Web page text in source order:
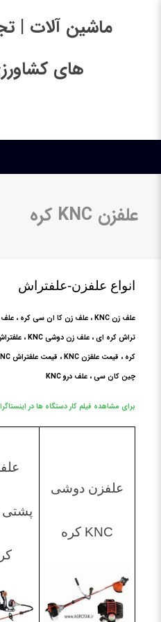
ماشین آلات |
های
علفزن KNC کره
انواع علفزن-علفتراش
چین کان سی ، علف درو KNC
برای مشاهده فیلم کار دستگاه ها در
علفزن دوشی
KNC کره